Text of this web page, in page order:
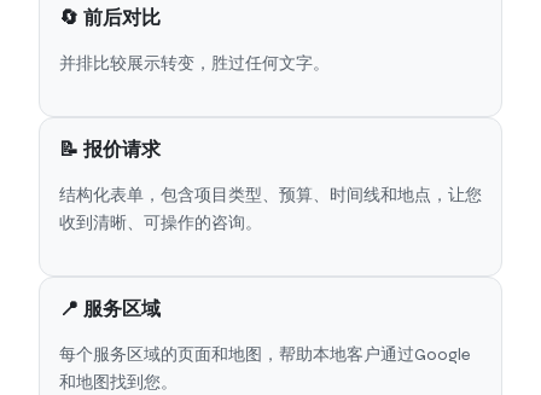
🔄 前后对比
并排比较展示转变，胜过任何文字。
📝 报价请求
结构化表单，包含项目类型、预算、时间线和地点，让您
收到清晰、可操作的咨询。
📍 服务区域
每个服务区域的页面和地图，帮助本地客户通过Google
和地图找到您。